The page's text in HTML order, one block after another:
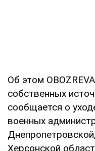
Об этом
собственных
сообщается о
военных
Херсонской